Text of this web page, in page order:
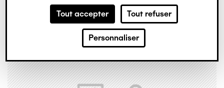
Tout accepter Tout refuser
Personnaliser